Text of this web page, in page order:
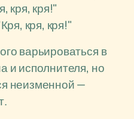
кря, кря!"
кря, кря!"
варьироваться в
и исполнителя, но
неизменной —